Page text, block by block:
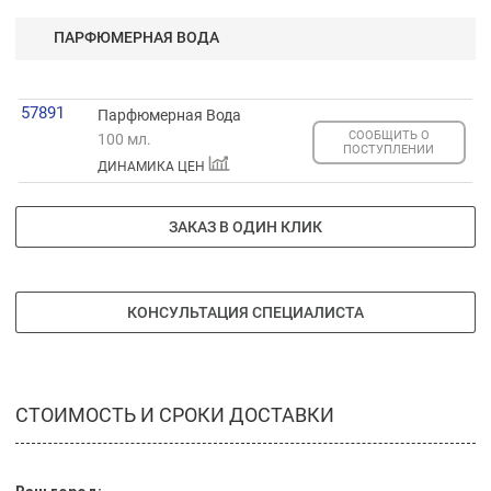
ПАРФЮМЕРНАЯ ВОДА
57891
Парфюмерная Вода
100 мл.
ДИНАМИКА ЦЕН
СООБЩИТЬ О
ПОСТУПЛЕНИИ
ЗАКАЗ В ОДИН КЛИК
КОНСУЛЬТАЦИЯ СПЕЦИАЛИСТА
СТОИМОСТЬ И СРОКИ ДОСТАВКИ